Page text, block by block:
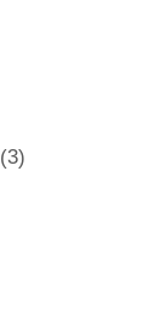
(3)